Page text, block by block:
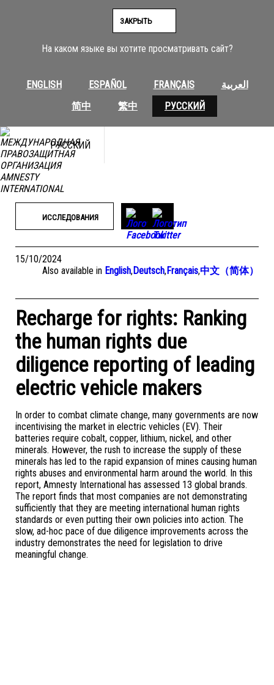
На каком языке вы хотите просматривать сайт?
ENGLISH ESPAÑOL FRANÇAIS
العربية
简中
繁中 РУССКИЙ
ЗАКРЫТЬ
РУССКИЙ
ИССЛЕДОВАНИЯ
15/10/2024
Also available in English,Deutsch,Français,中文（简体）
Recharge for rights: Ranking
the human rights due
diligence reporting of leading
electric vehicle makers
In order to combat climate change, many governments are now
incentivising the market in electric vehicles (EV). Their
batteries require cobalt, copper, lithium, nickel, and other
minerals. However, the rush to increase the supply of these
minerals has led to the rapid expansion of mines causing human
rights abuses and environmental harm around the world. In this
report, Amnesty International has assessed 13 global brands.
The report finds that most companies are not demonstrating
sufficiently that they are meeting international human rights
standards or even putting their own policies into action. The
slow, ad-hoc pace of due diligence improvements across the
industry demonstrates the need for legislation to drive
meaningful change.